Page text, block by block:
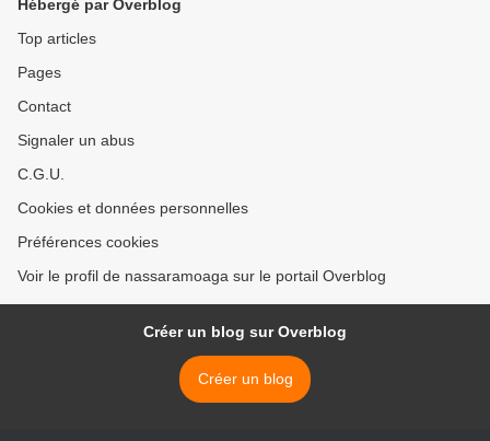
Hébergé par Overblog
Top articles
Pages
Contact
Signaler un abus
C.G.U.
Cookies et données personnelles
Préférences cookies
Voir le profil de nassaramoaga sur le portail Overblog
Créer un blog sur Overblog
Créer un blog